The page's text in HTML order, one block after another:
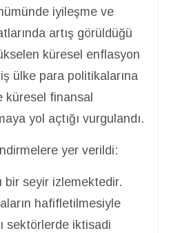
iyileşme ve
artış görüldüğü
küresel enflasyon
ülke para politikalarına
küresel finansal
yol açtığı vurgulandı.
yer verildi:
seyir izlemektedir.
hafifletilmesiyle
sektörlerde iktisadi